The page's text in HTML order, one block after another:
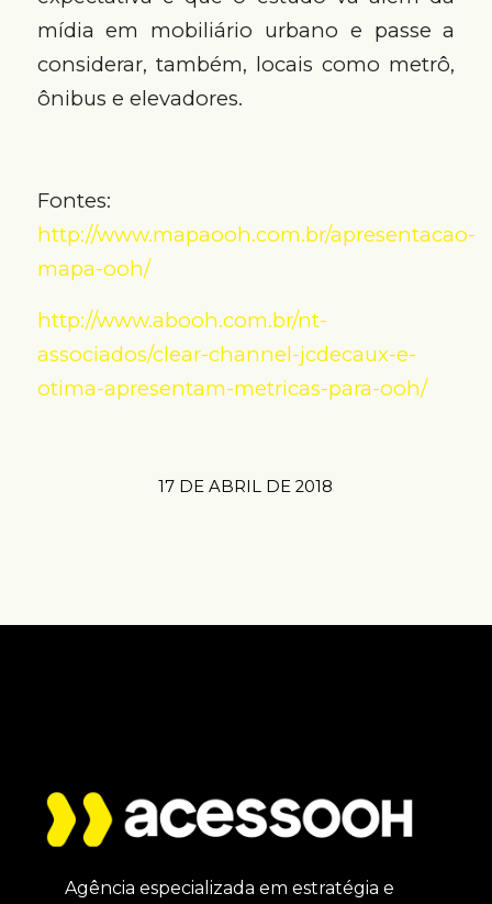
mídia em mobiliário urbano e passe a
considerar, também, locais como metrô,
ônibus e elevadores.
Fontes:
http://www.mapaooh.com.br/apresentacao-
mapa-ooh/
http://www.abooh.com.br/nt-
associados/clear-channel-jcdecaux-e-
otima-apresentam-metricas-para-ooh/
17 DE ABRIL DE 2018
Agência especializada em estratégia e